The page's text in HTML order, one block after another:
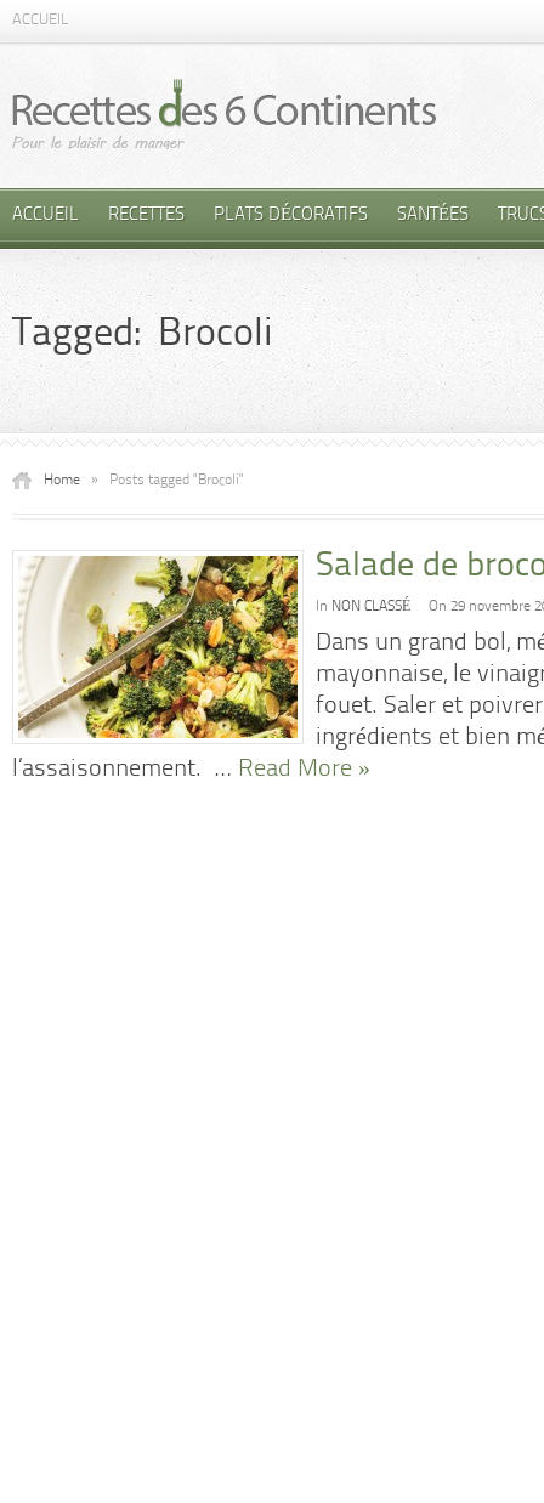
ACCUEIL
ACCUEIL RECETTES PLATS DÉCORATIFS SANTÉES
Tagged: Brocoli
Home » Posts tagged "Brocoli"
Salade de
In NON CLASSÉ On 29 novembre
Dans un grand bol,
mayonnaise, le
fouet. Saler et
ingrédients et bien
l’assaisonnement. … Read More »